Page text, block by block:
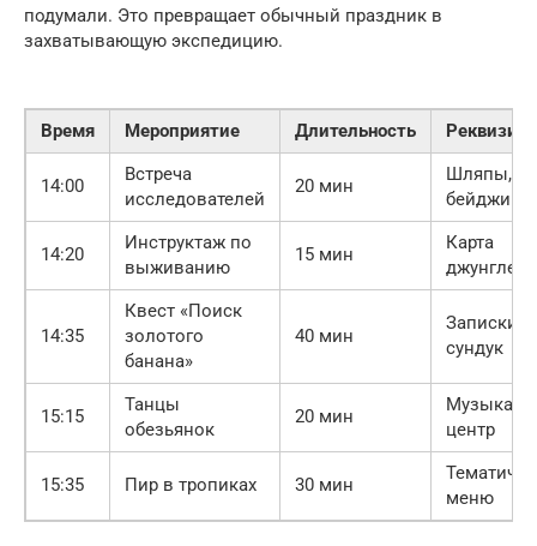
подумали. Это превращает обычный праздник в
захватывающую экспедицию.
Время Мероприятие Длительность Реквизит
14:00
Встреча
исследователей
20 мин
Шляпы,
бейджи
14:20
Инструктаж по
выживанию
15 мин
Карта
джунглей
14:35
Квест «Поиск
золотого
банана»
40 мин
Записки,
сундук
15:15
Танцы
обезьянок
20 мин
центр
15:35 Пир в тропиках 30 мин
меню